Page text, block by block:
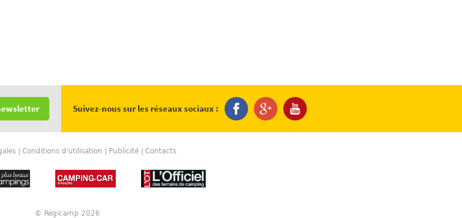
Suivez-nous sur les réseaux sociaux :
Conditions d'utilisation Publicité Contacts
© Régicamp 2026